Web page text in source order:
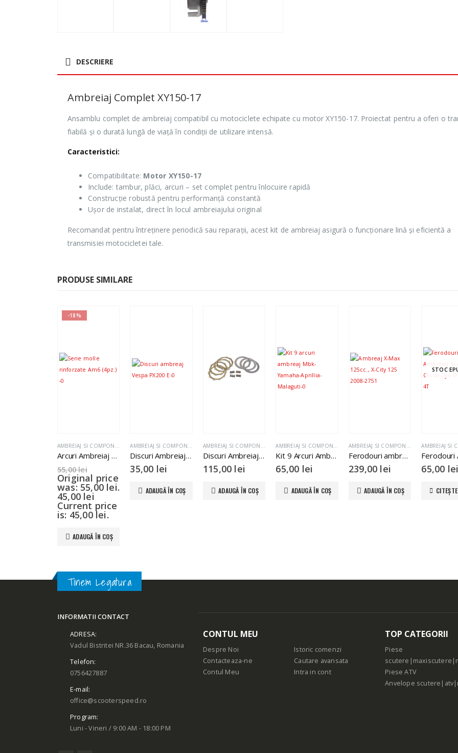
DESCRIERE
Ambreiaj Complet XY150-17
Ansamblu complet de ambreiaj compatibil cu motociclete echipate cu motor XY150-17. Proiectat pentru a oferi o
fiabilă și o durată lungă de viață în condiții de utilizare intensă.
Caracteristici:
Compatibilitate: Motor XY150-17
Include: tambur, plăci, arcuri – set complet pentru înlocuire rapidă
Construcție robustă pentru performanță constantă
Ușor de instalat, direct în locul ambreiajului original
Recomandat pentru întreținere periodică sau reparații, acest kit de ambreiaj asigură o funcționare lină și eficientă a
transmisiei motocicletei tale.
PRODUSE SIMILARE
-18%
AMBREIAJ SI COMPONENTE
Arcuri Ambreiaj Minarelli Am6 4buc
55,00lei
Original price
was: 55,00 lei.
45,00 lei
Current price
is: 45,00 lei.
ADAUGĂ ÎN COȘ
AMBREIAJ SI COMPONENTE
Discuri Ambreiaj Piaggio Ape Vespa
35,00 lei
ADAUGĂ ÎN COȘ
AMBREIAJ SI COMPONENTE
Discuri Ambreiaj Minarelli Am6
115,00 lei
ADAUGĂ ÎN COȘ
AMBREIAJ SI COMPONENTE
Kit 9 Arcuri Ambreiaj Mbk-Yamaha-Aprillia-Malaguti
65,00 lei
ADAUGĂ ÎN COȘ
AMBREIAJ SI COMPONENTE
Ferodouri ambreiaj Aprilia Leonardo 250, Yamaha X-Max 125, MBK Skyliner 150
239,00 lei
ADAUGĂ ÎN COȘ
STOC
65,00 lei
Tinem Legatura
INFORMATII CONTACT
ADRESA:
Vadul Bistritei NR.36 Bacau, Romania
Telefon:
0756427887
E-mail:
office@scooterspeed.ro
Program:
Luni - Vineri / 9:00 AM - 18:00 PM
CONTUL MEU
Despre Noi
Contacteaza-ne
Contul Meu
Istoric comenzi
Cautare avansata
Intra in cont
TOP CATEGORII
Piese
Piese ATV
Anvelope